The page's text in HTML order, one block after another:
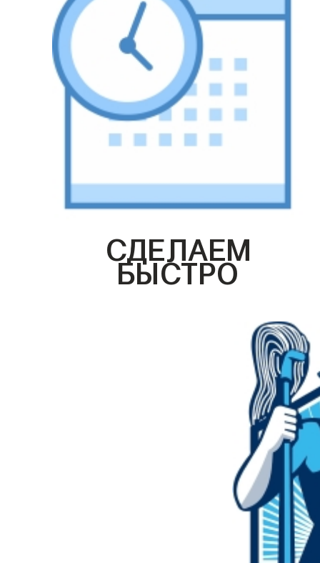
СДЕЛАЕМ
БЫСТРО